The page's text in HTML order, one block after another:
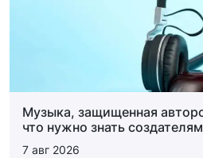
Музыка, защищенная
что нужно знать создателям
7 авг 2026